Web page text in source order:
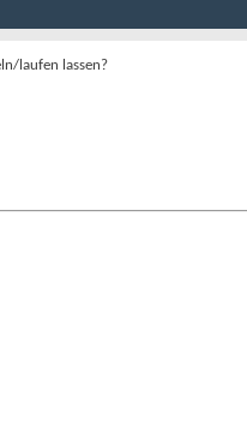
laufen lassen?